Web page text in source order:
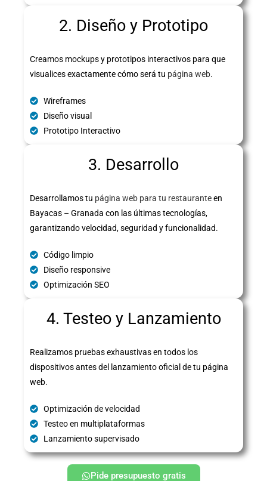
2. Diseño y Prototipo
Creamos mockups y prototipos interactivos para que
visualices exactamente cómo será tu página web.
Wireframes
Diseño visual
Prototipo Interactivo
3. Desarrollo
Desarrollamos tu página web para tu restauranteen
Bayacas – Granada con las últimas tecnologías,
garantizando velocidad, seguridad y funcionalidad.
Código limpio
Diseño responsive
Optimización SEO
4. Testeo y Lanzamiento
Realizamos pruebas exhaustivas en todos los
dispositivos antes del lanzamiento oficial de tu página
web.
Optimización de velocidad
Testeo en multiplataformas
Lanzamiento supervisado
Pide presupuesto gratis